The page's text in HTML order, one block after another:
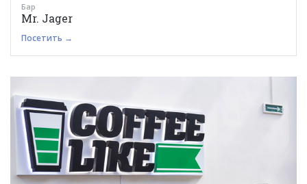
Бар
Mr. Jager
Посетить →